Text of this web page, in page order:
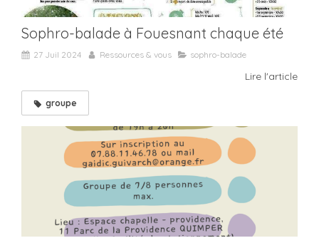
Sophro-balade à Fouesnant chaque été
27 Juil 2024 Ressources & vous sophro-balade
Lire l'article
groupe